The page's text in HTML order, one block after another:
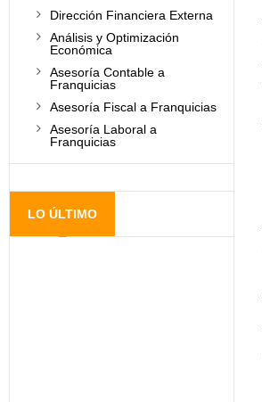
Dirección Financiera Externa
Análisis y Optimización
Económica
Asesoría Contable a
Franquicias
Asesoría Fiscal a Franquicias
Asesoría Laboral a
Franquicias
LO ÚLTIMO